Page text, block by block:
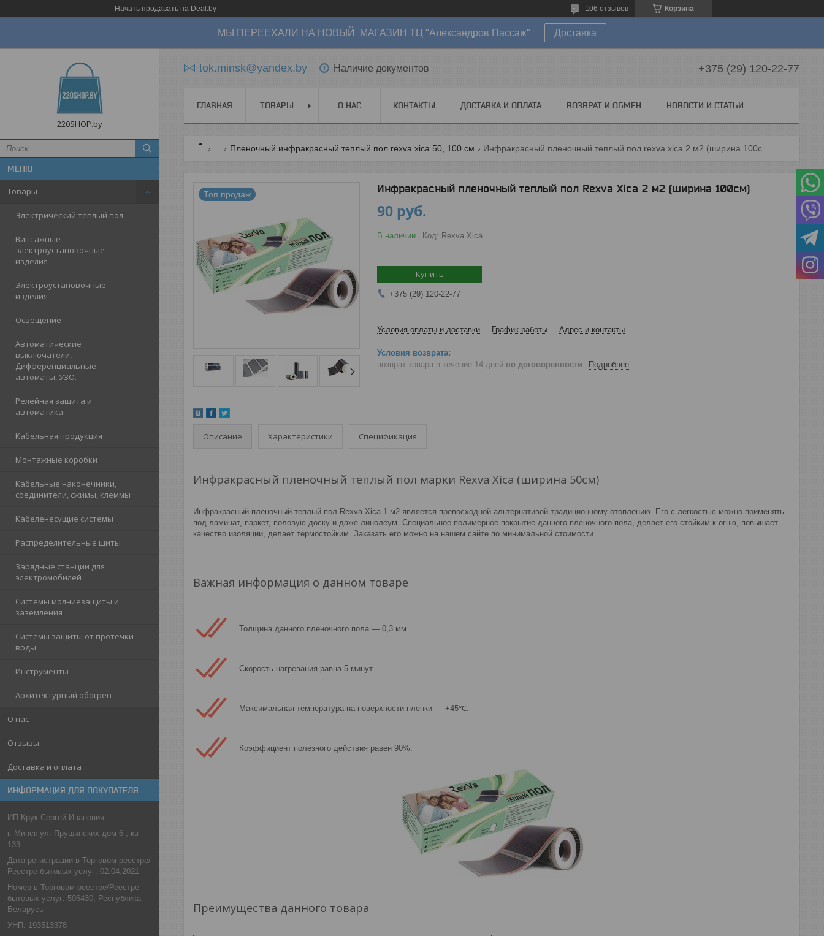
Начать продавать на Deal.by Корзина
106 отзывов
МЫ ПЕРЕЕХАЛИ НА НОВЫЙ МАГАЗИН ТЦ "Александров Пассаж" Доставка
220SHOP.by
Товары
Электрический теплый пол
Винтажные
электроустановочные
изделия
Электроустановочные
изделия
Освещение
Автоматические
выключатели,
Дифференциальные
автоматы, УЗО.
Релейная защита и
автоматика
Кабельная продукция
Монтажные коробки
Кабельные наконечники,
соединители, сжимы, клеммы
Кабеленесущие системы
Распределительные щиты
Зарядные станции для
электромобилей
Системы молниезащиты и
заземления
Системы защиты от протечки
воды
Инструменты
Архитектурный обогрев
О нас
Отзывы
Доставка и оплата
ИНФОРМАЦИЯ ДЛЯ ПОКУПАТЕЛЯ
ИП Крук Сергей Иванович
г. Минск ул. Прушинских дом 6 , кв
133
Дата регистрации в Торговом реестре/
Реестре бытовых услуг: 02.04.2021
Номер в Торговом реестре/Реестре
бытовых услуг: 506430, Республика
Беларусь
УНП: 193513378
tok.minsk@yandex.by Наличие документов +375 (29) 120-22-77
ГЛАВНАЯ ТОВАРЫ О НАС КОНТАКТЫ ДОСТАВКА И ОПЛАТА ВОЗВРАТ И ОБМЕН НОВОСТИ И СТАТЬИ
Пленочный инфракрасный теплый пол rexva xica 50, 100 см
Топ продаж Инфракрасный пленочный теплый пол Rexva Xica 2 м2 (ширина 100см)
90 руб.
В наличии Код: Rexva Xica
Купить
+375 (29) 120-22-77
Условия оплаты и доставки График работы Адрес и контакты
возврат товара в течение 14 дней по договоренности Подробнее
Описание Характеристики Спецификация
Инфракрасный пленочный теплый пол марки Rexva Xica (ширина 50см)
Инфракрасный пленочный теплый пол Rexva Xica 1 м2 является превосходной альтернативой традиционному отоплению. Его с легкостью можно применять
под ламинат, паркет, половую доску и даже линолеум. Специальное полимерное покрытие данного пленочного пола, делает его стойким к огню, повышает
качество изоляции, делает термостойким. Заказать его можно на нашем сайте по минимальной стоимости.
Важная информация о данном товаре
Толщина данного пленочного пола ― 0,3 мм.
Скорость нагревания равна 5 минут.
Максимальная температура на поверхности пленки ― +45℃.
Коэффициент полезного действия равен 90%.
Преимущества данного товара